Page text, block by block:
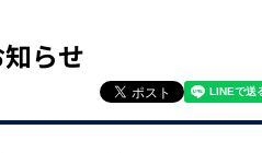
らせ